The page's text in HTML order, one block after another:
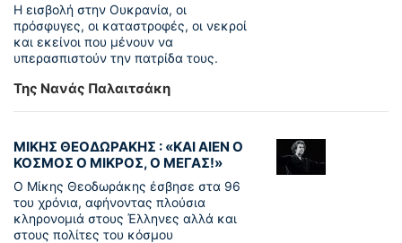
Η εισβολή στην Ουκρανία, οι
πρόσφυγες, οι καταστροφές, οι νεκροί
και εκείνοι που μένουν να
υπερασπιστούν την πατρίδα τους.
Της Νανάς Παλαιτσάκη
ΜΙΚΗΣ ΘΕΟΔΩΡΑΚΗΣ : «KAI ΑΙΕΝ Ο
ΚΟΣΜΟΣ Ο ΜΙΚΡΟΣ, Ο ΜΕΓΑΣ!»
Ο Μίκης Θεοδωράκης έσβησε στα 96
του χρόνια, αφήνοντας πλούσια
κληρονομιά στους Έλληνες αλλά και
στους πολίτες του κόσμου